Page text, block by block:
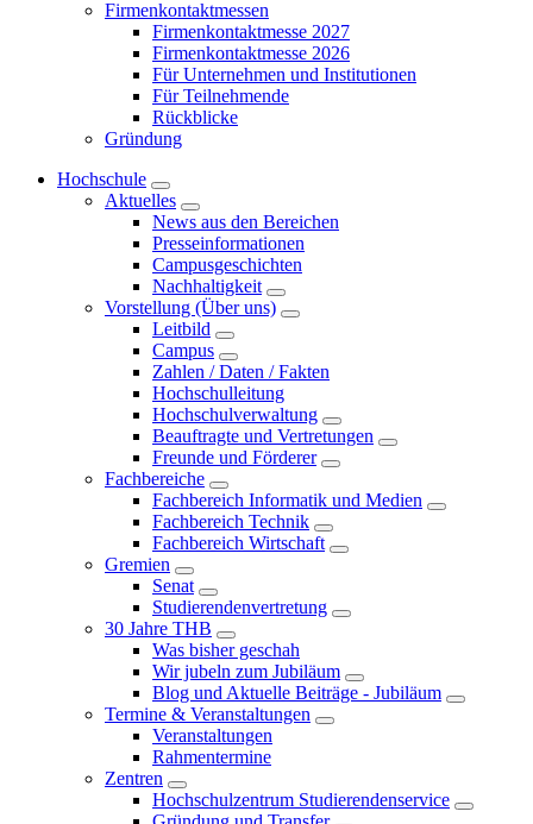
Firmenkontaktmessen
Firmenkontaktmesse 2027
Firmenkontaktmesse 2026
Für Unternehmen und Institutionen
Für Teilnehmende
Rückblicke
Gründung
Hochschule
Aktuelles
News aus den Bereichen
Presseinformationen
Campusgeschichten
Nachhaltigkeit
Vorstellung (Über uns)
Leitbild
Campus
Zahlen / Daten / Fakten
Hochschulleitung
Hochschulverwaltung
Beauftragte und Vertretungen
Freunde und Förderer
Fachbereiche
Fachbereich Informatik und Medien
Fachbereich Technik
Fachbereich Wirtschaft
Gremien
Senat
Studierendenvertretung
30 Jahre THB
Was bisher geschah
Wir jubeln zum Jubiläum
Blog und Aktuelle Beiträge - Jubiläum
Termine & Veranstaltungen
Veranstaltungen
Rahmentermine
Zentren
Hochschulzentrum Studierendenservice